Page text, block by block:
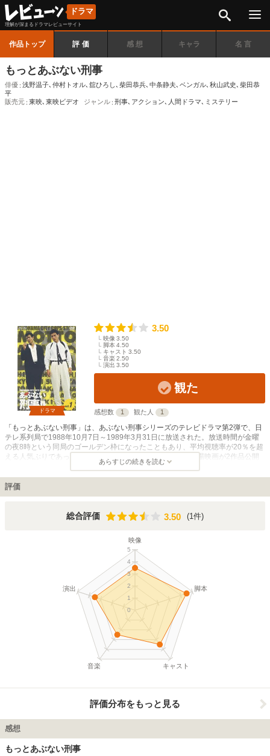
ドラマ
理解が深まるドラマレビューサイト
作品トップ 評価 感想 キャラ 名言
もっとあぶない刑事
俳優 浅野温子､ 仲村トオル､ 舘ひろし､ 柴田恭兵､ 中条静夫､ ベンガル､ 秋山武史､ 柴田恭
平
販売元 東映､ 東映ビデオ ジャンル 刑事､ アクション､ 人間ドラマ､ ミステリー
ドラマ
3.50
映像 3.50
脚本4.50
キャスト 3.50
音楽2.50
演出 3.50
観た
感想数 1 観た人 1
「もっとあぶない刑事」は、あぶない刑事シリーズのテレビドラマ第2弾で、日
テレ系列局で1988年10月7日～1989年3月31日に放送された。放送時間が金曜
の夜8時という同局のゴールデン枠になったこともあり、平均視聴率が20％を超
える人気ぶりであった。1作目のテレビシリーズとの間に劇場映画が2作品公開
されており、本作の放送によってファンの支持を確固たるものにした。 主役の
舘ひろしや柴田恭兵をはじめ、メインキャストもそのままで、作品のスタイルも
相変わらずの1話完結のポリス・アクションだが、スタイリッシュさやコミカル
さなどがパワーアップした。 現実離れした激しすぎるアクションで大暴れする
事件を解決に導くストーリーで、広域暴力団銀星会の壊滅に向けた戦いも続く。
あらすじの続きを読む
評価
総合評価 3.50
3.50 (1件)
映像
脚本
キャスト
音楽
演出
0
1
2
3
4
5
評価分布をもっと見る
感想
もっとあぶない刑事